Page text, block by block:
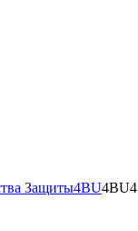
Защиты4BU4BU4